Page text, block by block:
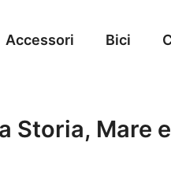
Accessori Bici
Storia, Mare e